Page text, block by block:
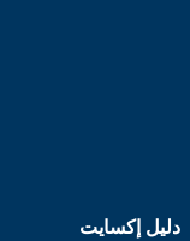
دليل إكسايت